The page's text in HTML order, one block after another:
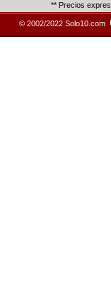
** Precios
© 2002/2022 Solo10.com